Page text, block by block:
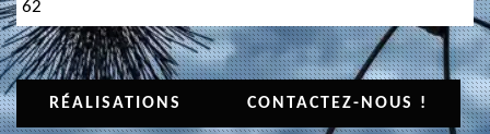
62
RÉALISATIONS CONTACTEZ-NOUS !